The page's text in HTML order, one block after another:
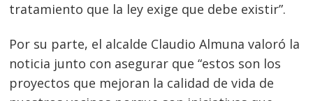
tratamiento que la ley exige que debe existir”.
Por su parte, el alcalde Claudio Almuna valoró la
noticia junto con asegurar que “estos son los
proyectos que mejoran la calidad de vida de